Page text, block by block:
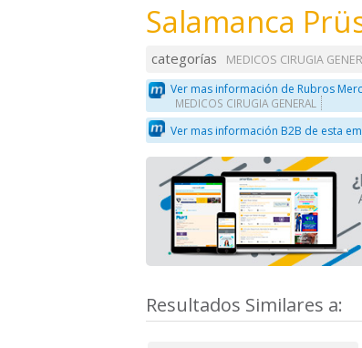
Salamanca
categorías
MEDICOS CIRUGIA
Ver mas información de Rubros
MEDICOS CIRUGIA GENERAL
Ver mas información B2B de esta
Resultados Similares a: